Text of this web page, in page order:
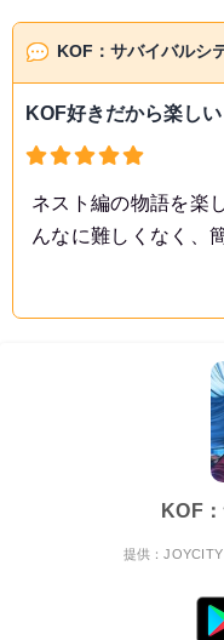
KOF：サバイバルシ
KOF好きだから楽しい
ネスト編の物語を楽
んなに難しくなく、
KOF
提供：JOYCITY